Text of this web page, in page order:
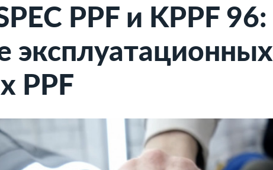
PPF и KPPF 96:
эксплуатационных
PPF